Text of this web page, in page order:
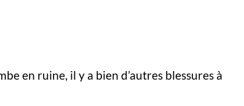
en ruine, il y a bien d’autres blessures à